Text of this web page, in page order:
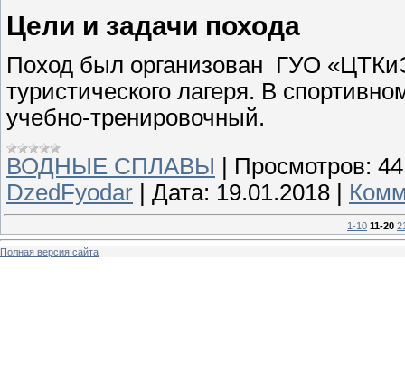
Цели и задачи похода
Поход был организован ГУО
туристического лагеря. В
учебно-тренировочный.
ВОДНЫЕ СПЛАВЫ
Просмотров:
DzedFyodar
Дата: 19.01.2018
1-10 11-20
Полная версия сайта